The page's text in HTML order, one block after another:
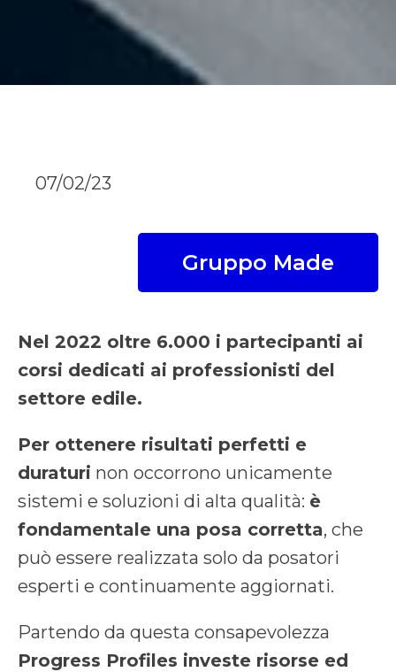
07/02/23
Gruppo Made
Nel 2022 oltre 6.000 i partecipanti ai
corsi dedicati ai professionisti del
settore edile.
Per ottenere risultati perfetti e
duraturi non occorrono unicamente
sistemi e soluzioni di alta qualità: è
fondamentale una posa corretta, che
può essere realizzata solo da posatori
esperti e continuamente aggiornati.
Partendo da questa consapevolezza
Progress Profiles investe risorse ed